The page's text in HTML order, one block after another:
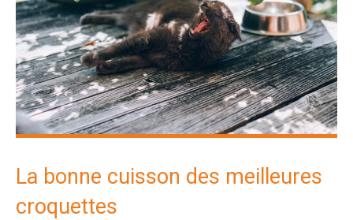
La bonne cuisson des meilleures
croquettes